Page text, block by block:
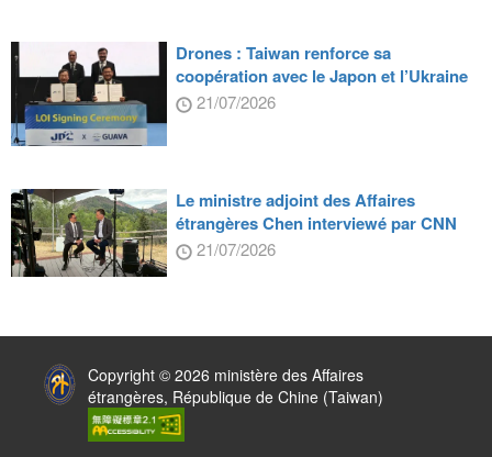
Drones : Taiwan renforce sa
coopération avec le Japon et l’Ukraine
21/07/2026
Le ministre adjoint des Affaires
étrangères Chen interviewé par CNN
21/07/2026
Copyright © 2026 ministère des Affaires
étrangères, République de Chine (Taiwan)